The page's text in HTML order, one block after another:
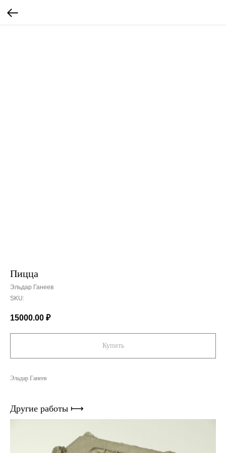
Пицца
Эльдар Ганеев
SKU:
15000.00 ₽
Купить
Эльдар Ганеев
Другие работы ⟼